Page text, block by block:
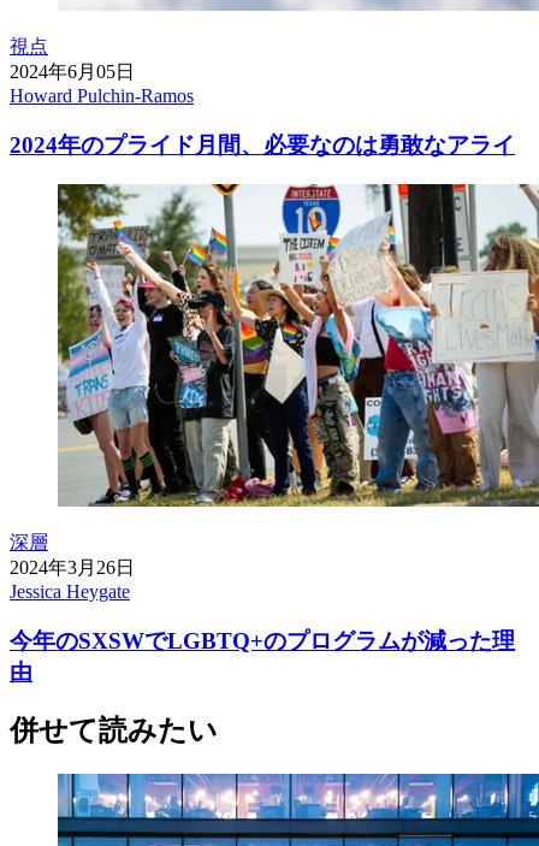
視点
2024年6月05日
Howard Pulchin-Ramos
2024年のプライド月間、必要なのは勇敢なアライ
深層
2024年3月26日
Jessica Heygate
今年のSXSWでLGBTQ+のプログラムが減った理
由
併せて読みたい